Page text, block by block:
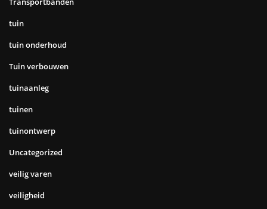
tuin
tuin onderhoud
Tuin verbouwen
tuinaanleg
tuinen
tuinontwerp
Uncategorized
veilig varen
veiligheid